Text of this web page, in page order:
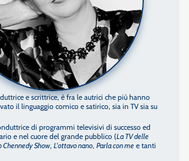
e scrittrice, è fra le autrici che più hanno
il linguaggio comico e satirico, sia in TV sia su
di programmi televisivi di successo ed
e nel cuore del grande pubblico (La TV delle
Chennedy Show, L'ottavo nano, Parla con me e tanti